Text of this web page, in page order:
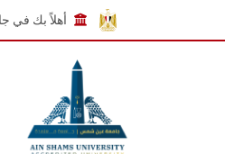
أهلاً بك في